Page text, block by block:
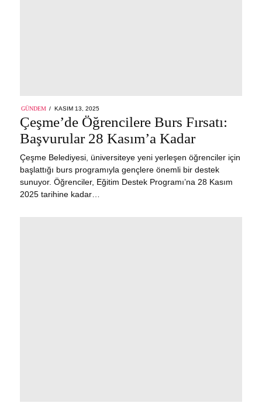
GÜNDEM
POSTED
KASIM 13, 2025
Çeşme’de Öğrencilere Burs Fırsatı:
Başvurular 28 Kasım’a Kadar
Çeşme Belediyesi, üniversiteye yeni yerleşen öğrenciler için
başlattığı burs programıyla gençlere önemli bir destek
sunuyor. Öğrenciler, Eğitim Destek Programı’na 28 Kasım
2025 tarihine kadar…